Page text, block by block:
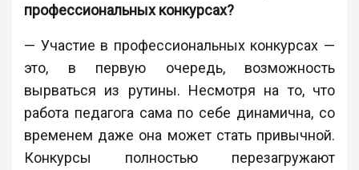
профессиональных конкурсах?
— Участие в профессиональных конкурсах —
это, в первую очередь, возможность
вырваться из рутины. Несмотря на то, что
работа педагога сама по себе динамична, со
временем даже она может стать привычной.
Конкурсы полностью перезагружают